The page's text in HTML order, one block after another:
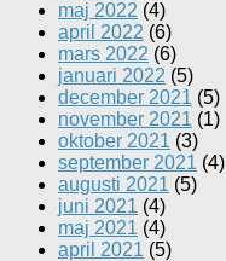
maj 2022 (4)
april 2022 (6)
mars 2022 (6)
januari 2022 (5)
december 2021 (5)
november 2021 (1)
oktober 2021 (3)
september 2021 (4)
augusti 2021 (5)
juni 2021 (4)
maj 2021 (4)
april 2021 (5)